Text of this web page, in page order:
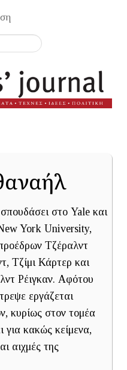
στο Yale και
York University,
Τζέραλντ
Τζίμι Κάρτερ και
Ρέιγκαν. Αφότου
εργάζεται
κυρίως στον τομέα
για κακώς κείμενα,
αιχμές της